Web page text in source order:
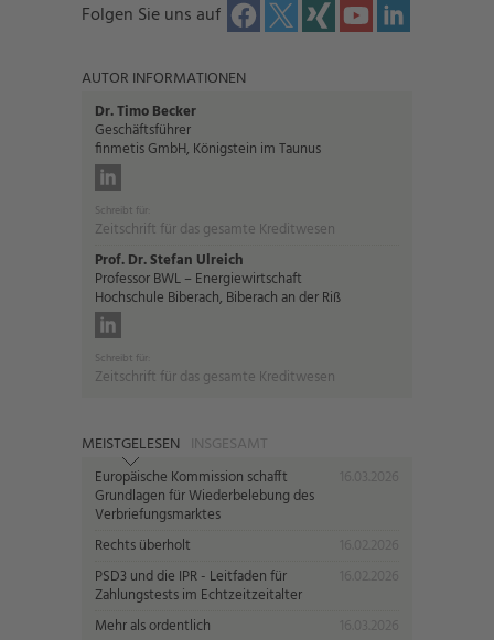
Folgen Sie uns auf
AUTOR INFORMATIONEN
Dr. Timo Becker
Geschäftsführer
finmetis GmbH, Königstein im Taunus
Schreibt für:
Zeitschrift für das gesamte Kreditwesen
Prof. Dr. Stefan Ulreich
Professor BWL – Energiewirtschaft
Hochschule Biberach, Biberach an der Riß
Schreibt für:
Zeitschrift für das gesamte Kreditwesen
MEISTGELESEN INSGESAMT
Europäische Kommission schafft
Grundlagen für Wiederbelebung des
Verbriefungsmarktes
Rechts überholt
PSD3 und die IPR - Leitfaden für
Zahlungstests im Echtzeitzeitalter
Mehr als ordentlich